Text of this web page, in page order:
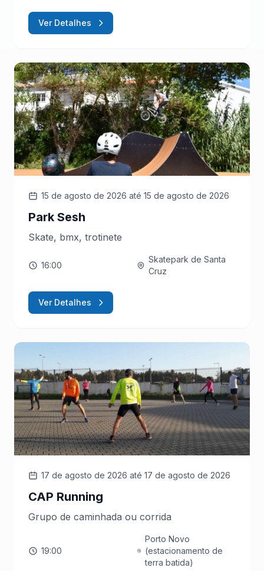
Ver Detalhes
15 de agosto de 2026 até 15 de agosto de 2026
Park Sesh
Skate, bmx, trotinete
16:00
Skatepark de Santa
Cruz
Ver Detalhes
17 de agosto de 2026 até 17 de agosto de 2026
CAP Running
Grupo de caminhada ou corrida
19:00
Porto Novo
(estacionamento de
terra batida)